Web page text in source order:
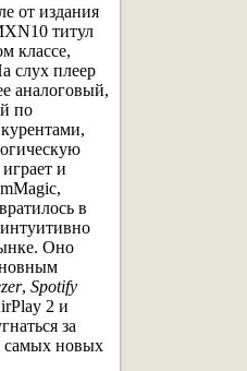
от издания
титул
классе,
слух плеер
аналоговый,
по
и
в
Оно
, Spotify
2 и
за
самых новых